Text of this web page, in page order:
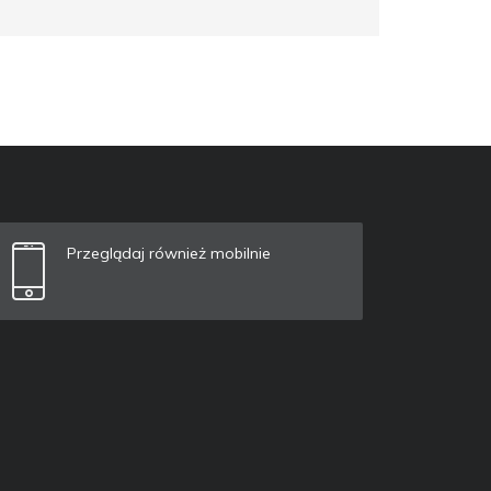
Przeglądaj również mobilnie